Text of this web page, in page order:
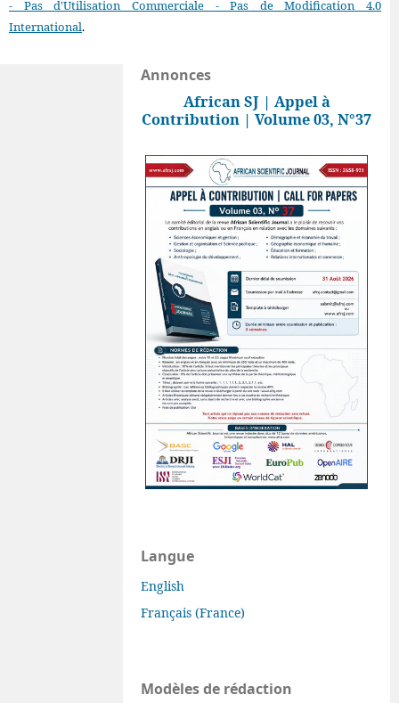
- Pas d'Utilisation Commerciale - Pas de Modification 4.0
International.
Annonces
African SJ | Appel à
Contribution | Volume 03, N°37
Langue
English
Français (France)
Modèles de rédaction